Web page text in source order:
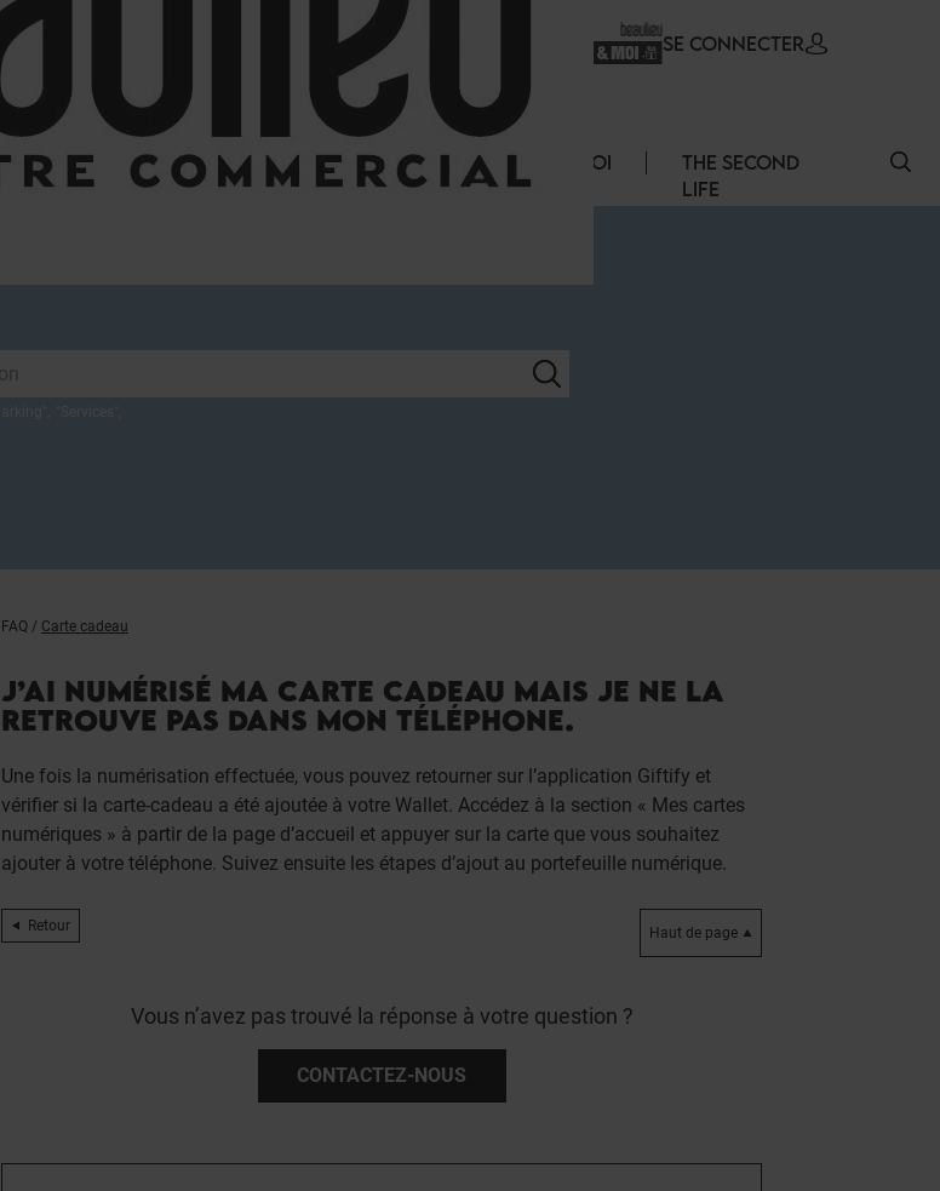
SE CONNECTER
ÉVÉNEMENTS ET
ACTUALITÉS
SERVICES EMPLOI
THE SECOND
LIFE
FAQ / Carte cadeau
J’AI NUMÉRISÉ MA CARTE CADEAU MAIS JE NE LA
RETROUVE PAS DANS MON TÉLÉPHONE.
Une fois la numérisation effectuée, vous pouvez retourner sur l’application Giftify et
vérifier si la carte-cadeau a été ajoutée à votre Wallet. Accédez à la section « Mes cartes
numériques » à partir de la page d’accueil et appuyer sur la carte que vous souhaitez
ajouter à votre téléphone. Suivez ensuite les étapes d’ajout au portefeuille numérique.
Retour Haut de page
Vous n’avez pas trouvé la réponse à votre question ?
CONTACTEZ-NOUS